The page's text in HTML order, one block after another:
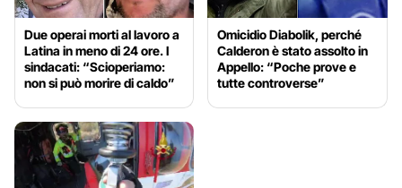
Due operai morti al lavoro a
Latina in meno di 24 ore. I
sindacati: “Scioperiamo:
non si può morire di caldo”
Omicidio Diabolik, perché
Calderon è stato assolto in
Appello: “Poche prove e
tutte controverse”